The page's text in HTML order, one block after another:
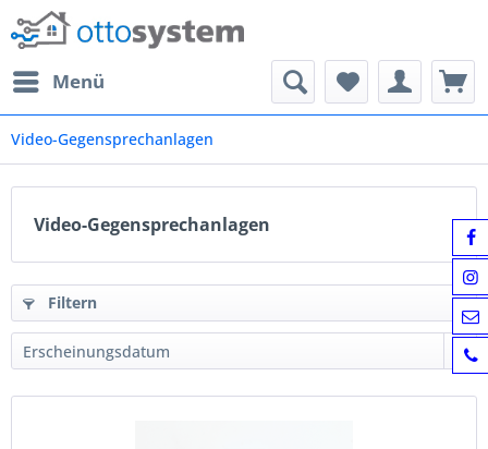
Menü
Video-Gegensprechanlagen
Video-Gegensprechanlagen
Filtern